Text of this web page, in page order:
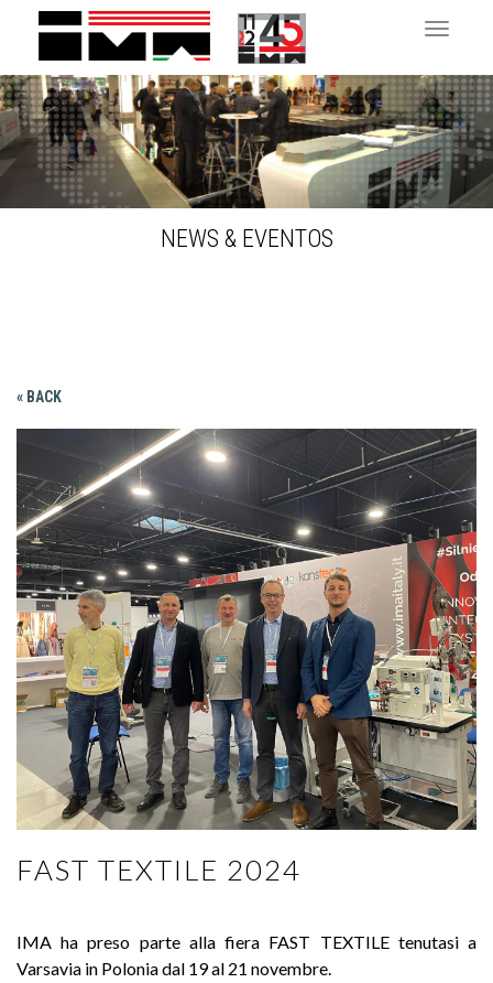
Toggle
NEWS & EVENTOS
« BACK
FAST TEXTILE 2024
IMA ha preso parte alla fiera FAST TEXTILE tenutasi a
Varsavia in Polonia dal 19 al 21 novembre.